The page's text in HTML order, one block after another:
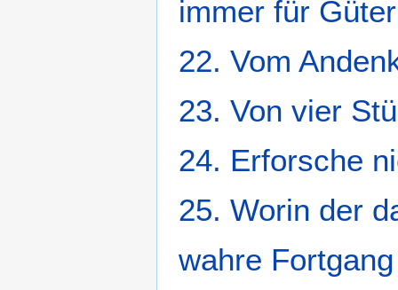
immer für
22. Vom
23. Von vier
24. Erforsche
25. Worin der
wahre